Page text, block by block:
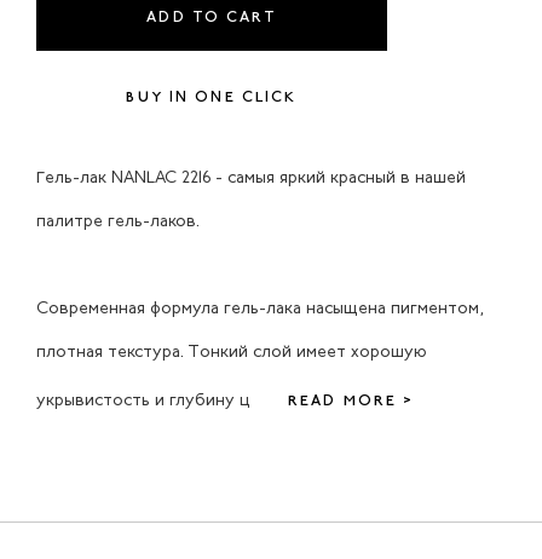
ADD TO CART
BUY IN ONE CLICK
Гель-лак NANLAC 2216 - самыя яркий красный в нашей
палитре гель-лаков.
Современная формула гель-лака насыщена пигментом,
плотная текстура. Тонкий слой имеет хорошую
укрывистость и глубину ц READ MORE >